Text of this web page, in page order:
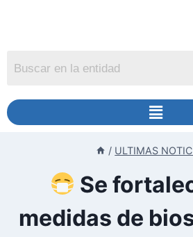
/ ULTIMAS
Se
medidas de